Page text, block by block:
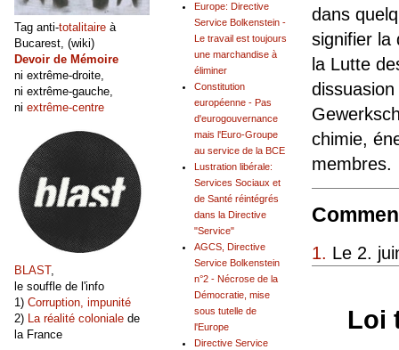
dans
signifier la
la Lutte
chimie,
membres.
1. Le 2.
Loi
Europe: Directive
Service Bolkenstein -
Le travail est toujours
une marchandise à
éliminer
Constitution
européenne - Pas
d'eurogouvernance
mais l'Euro-Groupe
au service de la BCE
Lustration libérale:
Services Sociaux et
de Santé réintégrés
dans la Directive
"Service"
AGCS, Directive
Service Bolkenstein
n°2 - Nécrose de la
Démocratie, mise
sous tutelle de
l'Europe
Directive Service
Tag anti-totalitaire à
Bucarest, (wiki)
Devoir de Mémoire
ni extrême-droite,
ni extrême-gauche,
ni extrême-centre
BLAST,
le souffle de l'info
1) Corruption, impunité
2) La réalité coloniale de
la France